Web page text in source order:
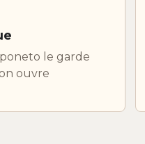
le garde
ouvre